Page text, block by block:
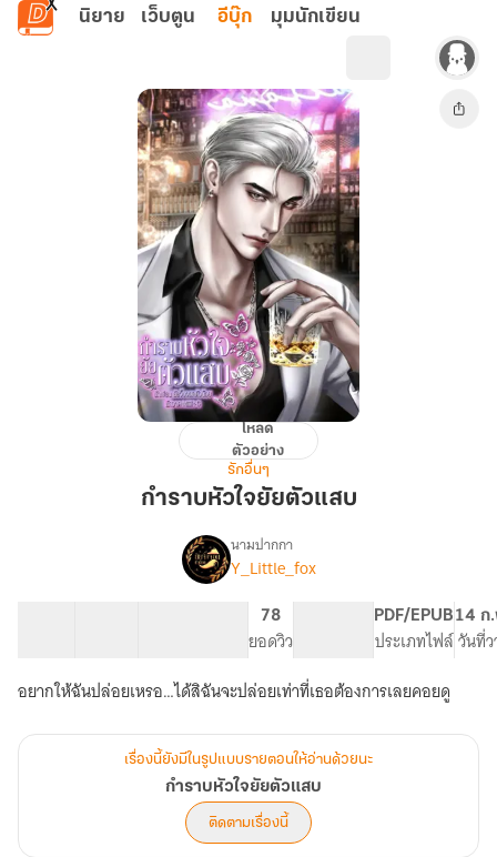
ข้ามไปยังเนื้อหาหลัก
นิยาย เว็บตูน อีบุ๊ก มุมนักเขียน
กำราบ
ใจ
โหลด
ตัวอย่าง
รักอื่นๆ
กำราบหัวใจยัยตัวแสบ
เรื่อง
หัว
ใจ
ยัย
ตัว
แสบ
นามปากกา
Y_Little_fox
78
ยอดวิว
PDF/EPUB
ประเภทไฟล์
14 ก
วันที่
อยากให้ฉันปล่อยเหรอ…ได้สิฉันจะปล่อยเท่าที่เธอต้องการเลยคอยดู
เรื่องนี้ยังมีในรูปแบบรายตอนให้อ่านด้วยนะ
กำราบหัวใจยัยตัวแสบ
ติดตามเรื่องนี้